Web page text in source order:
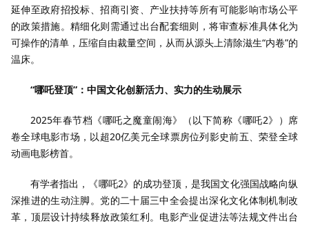
延伸至政府招投标、招商引资、产业扶持等所有可能影响市场公平
的政策措施。精细化则需通过出台配套细则，将审查标准具体化为
可操作的清单，压缩自由裁量空间，从而从源头上清除滋生“内卷”的
温床。
“哪吒登顶”：中国文化创新活力、实力的生动展示
2025年春节档《哪吒之魔童闹海》（以下简称《哪吒2》）席
卷全球电影市场，以超20亿美元全球票房位列影史前五、荣登全球
动画电影榜首。
有学者指出，《哪吒2》的成功登顶，是我国文化强国战略向纵
深推进的生动注脚。党的二十届三中全会提出深化文化体制机制改
革，顶层设计持续释放政策红利。电影产业促进法等法规文件出台